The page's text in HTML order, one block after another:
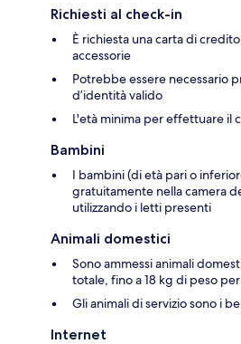
Richiesti al check-in
È richiesta una carta di
accessorie
Potrebbe essere necessario
d’identità valido
L'età minima per effettuare il
Bambini
I bambini (di età pari o
gratuitamente nella camera
utilizzando i letti presenti
Animali domestici
Sono ammessi animali
totale, fino a 18 kg di peso
Gli animali di servizio sono i
Internet